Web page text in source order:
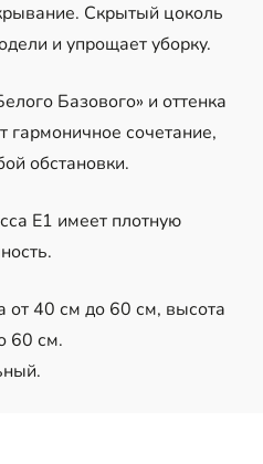
Скрытый цоколь
и упрощает уборку.
Базового» и оттенка
гармоничное сочетание,
обстановки.
Е1 имеет плотную
40 см до 60 см, высота
60 см.